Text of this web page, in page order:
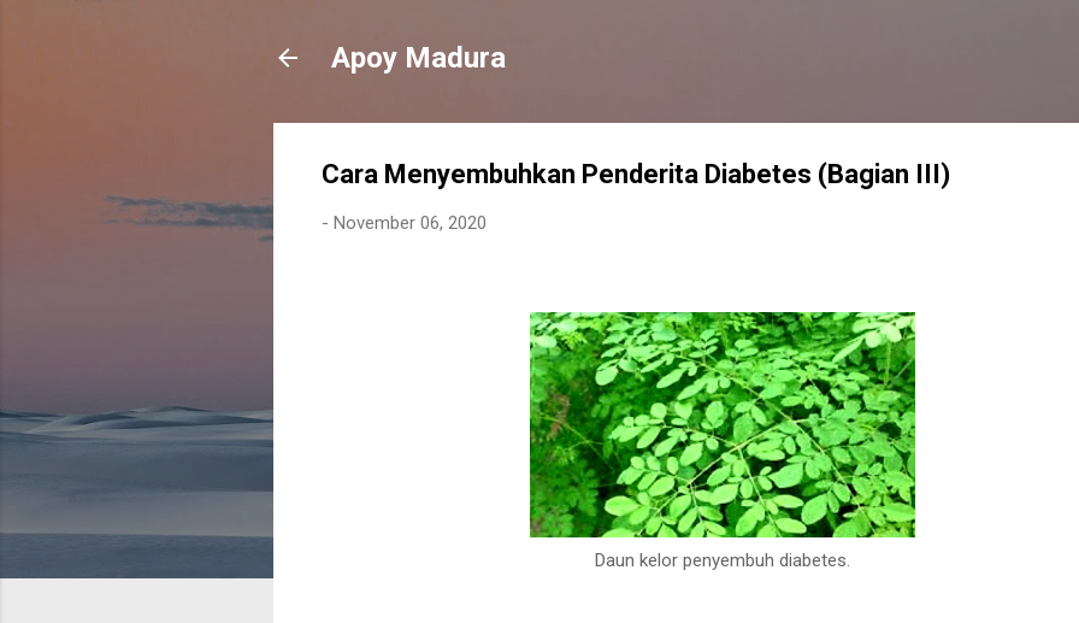
Apoy Madura
Cara Menyembuhkan Penderita Diabetes (Bagian III)
- November 06, 2020
Daun kelor penyembuh diabetes.